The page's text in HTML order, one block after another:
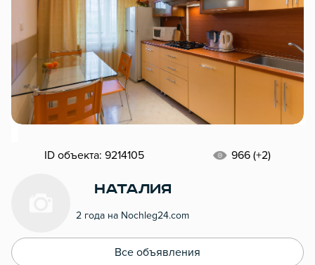
ID объекта: 9214105 966 (+2)
Наталия
2 года на Nochleg24.com
Все объявления